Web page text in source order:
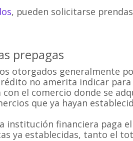
, pueden solicitarse
prepagas
otorgados generalmente
no amerita indicar
el comercio donde se
que ya hayan
institución financiera paga
ya establecidas, tanto el